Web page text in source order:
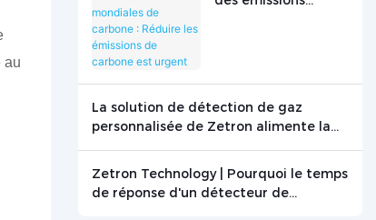
au
La solution de détection de gaz
personnalisée de Zetron alimente la
Zetron Technology | Pourquoi le temps
de réponse d'un détecteur de